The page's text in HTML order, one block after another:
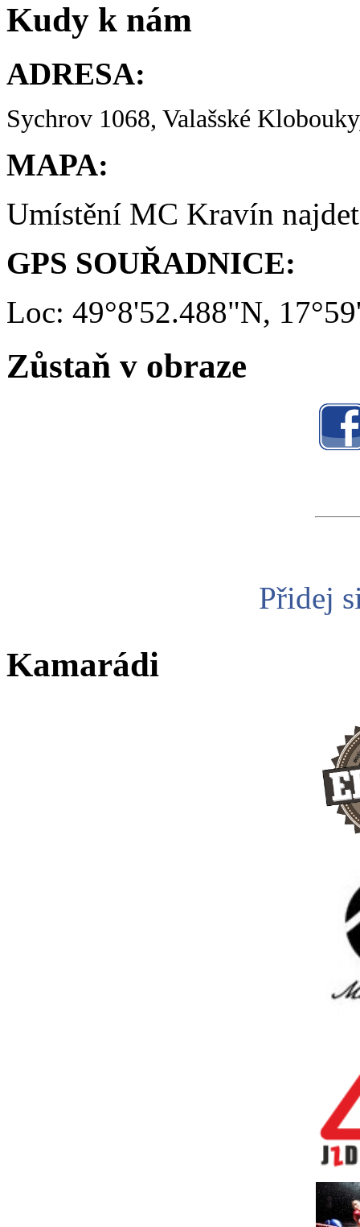
Kudy k nám
ADRESA:
Sychrov 1068, Valašské
MAPA:
Umístění MC Kravín
GPS SOUŘADNICE:
Loc: 49°8'52.488"N,
Zůstaň v obraze
Přidej
Kamarádi